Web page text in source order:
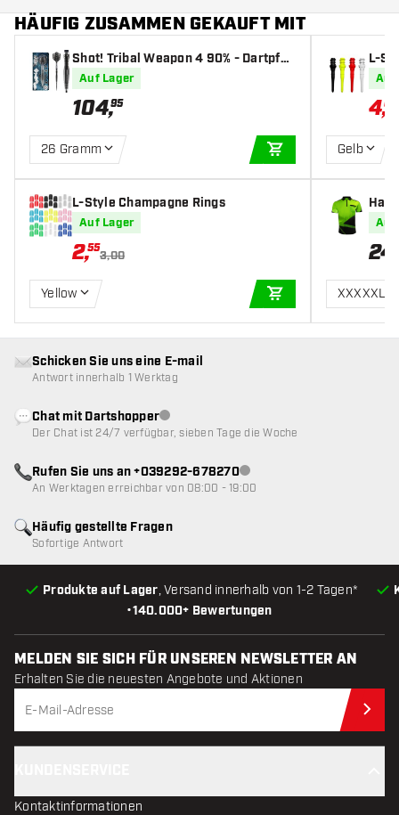
HÄUFIG ZUSAMMEN GEKAUFT MIT
Shot! Tribal Weapon 4 90% - Dartpfeil
eAuf Lager
104,95
26 Gramm
IN DEN
L-Style Champagne Rings
Auf Lager
2,55
3,00
Yellow
IN DEN
L-
art
Auf
4,04
Gelb
Auf
24
XXXXXL
•140.000+ Bewertungen
Produkte auf Lager, Versand innerhalb von 1-2 Tagen*
Häufig gestellte Fragen
Sofortige Antwort
Schicken Sie uns eine E-mail
Antwort innerhalb 1 Werktag
Chat mit DartshopperKundenservice nicht verfügbar
Der Chat ist 24/7 verfügbar, sieben Tage die Woche
Rufen Sie uns an +039292-678270Kundenservice nicht
An Werktagen erreichbar von 08:00 - 19:00
MELDEN SIE SICH FÜR UNSEREN NEWSLETTER AN
Erhalten Sie die neuesten Angebote und Aktionen
Kontaktinformationen